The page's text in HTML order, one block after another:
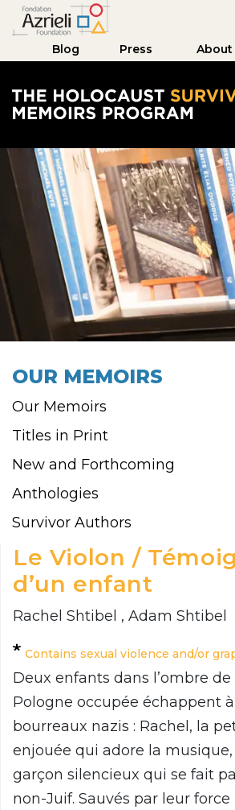
Blog Press About
OUR MEMOIRS
Our Memoirs
Titles in Print
New and Forthcoming
Anthologies
Survivor Authors
Le Violon /
d’un enfant
Rachel Shtibel , Adam Shtibel
Contains sexual violence and/or
Deux enfants dans l’ombre
Pologne occupée échappent
bourreaux nazis : Rachel, la
enjouée qui adore la
garçon silencieux qui se fait
non-Juif. Sauvés par leur